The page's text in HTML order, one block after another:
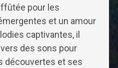
pour les
et un amour
captivantes, il
des sons pour
découvertes et ses